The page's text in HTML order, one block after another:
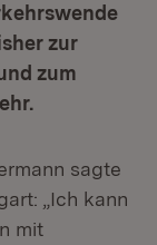
zur
zum
sagte
„Ich kann
mit